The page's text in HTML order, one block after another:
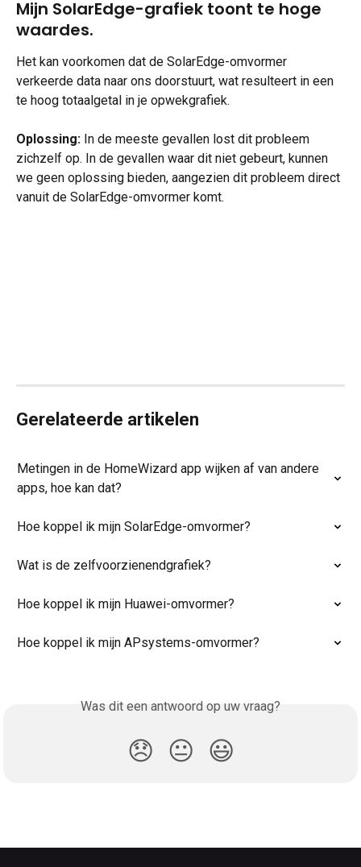
Mijn SolarEdge-grafiek toont te hoge
waardes.
Het kan voorkomen dat de SolarEdge-omvormer
verkeerde data naar ons doorstuurt, wat resulteert in een
te hoog totaalgetal in je opwekgrafiek.
Oplossing: In de meeste gevallen lost dit probleem
zichzelf op. In de gevallen waar dit niet gebeurt, kunnen
we geen oplossing bieden, aangezien dit probleem direct
vanuit de SolarEdge-omvormer komt.
Gerelateerde artikelen
Metingen in de HomeWizard app wijken af van andere
apps, hoe kan dat?
Hoe koppel ik mijn SolarEdge-omvormer?
Wat is de zelfvoorzienendgrafiek?
Hoe koppel ik mijn Huawei-omvormer?
Hoe koppel ik mijn APsystems-omvormer?
Was dit een antwoord op uw vraag?
😞 😐 😃